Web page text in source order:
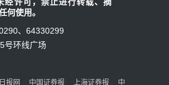
何使用。
、64330299
号环线广场
报网 中国证券报 上海证券报 中